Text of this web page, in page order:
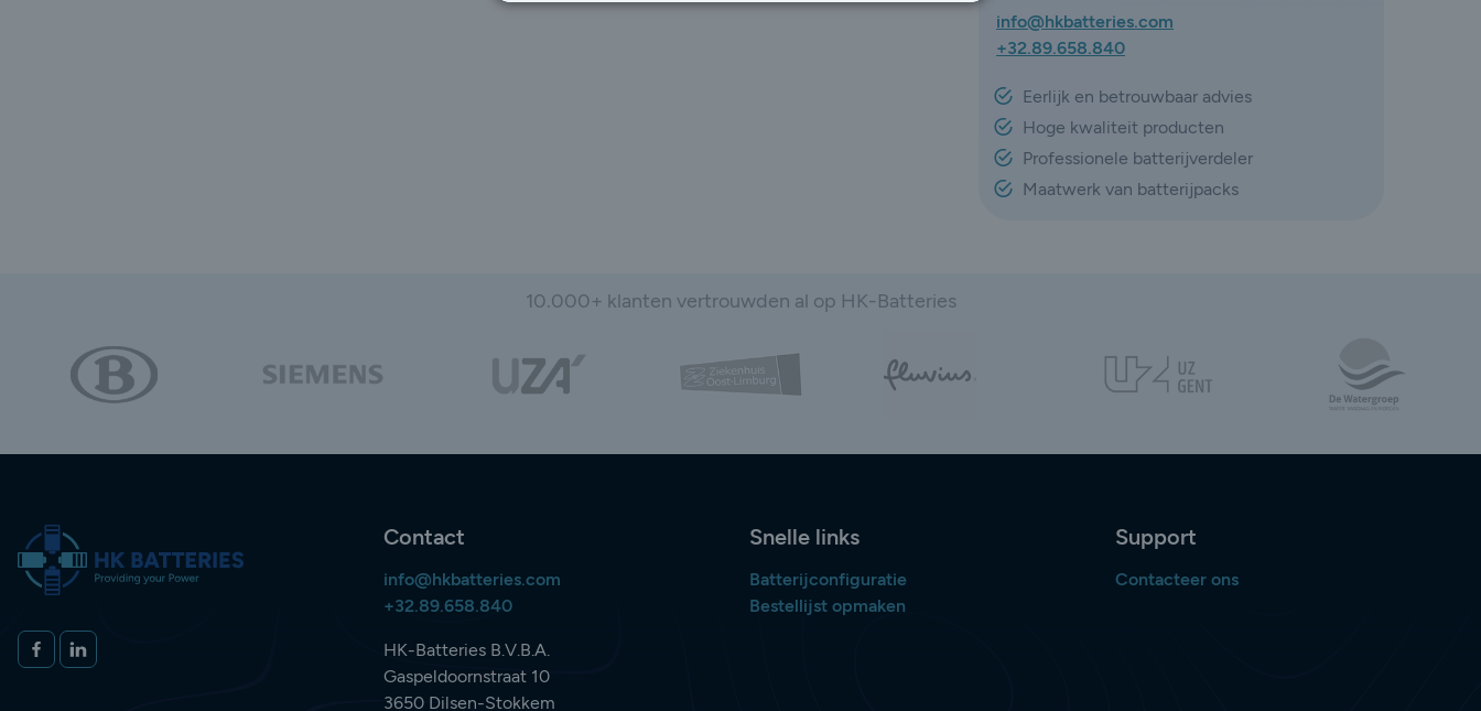
info@hkbatteries.com
+32.89.658.840
Eerlijk en betrouwbaar advies
Hoge kwaliteit producten
Professionele batterijverdeler
Maatwerk van batterijpacks
10.000+ klanten vertrouwden al op HK-Batteries
Volg ons op
FACEBOOKLINKEDIN
Contact
info@hkbatteries.com
+32.89.658.840
HK-Batteries B.V.B.A.
Gaspeldoornstraat 10
3650 Dilsen-Stokkem
Snelle links
Batterijconfiguratie
Bestellijst opmaken
Support
Contacteer ons